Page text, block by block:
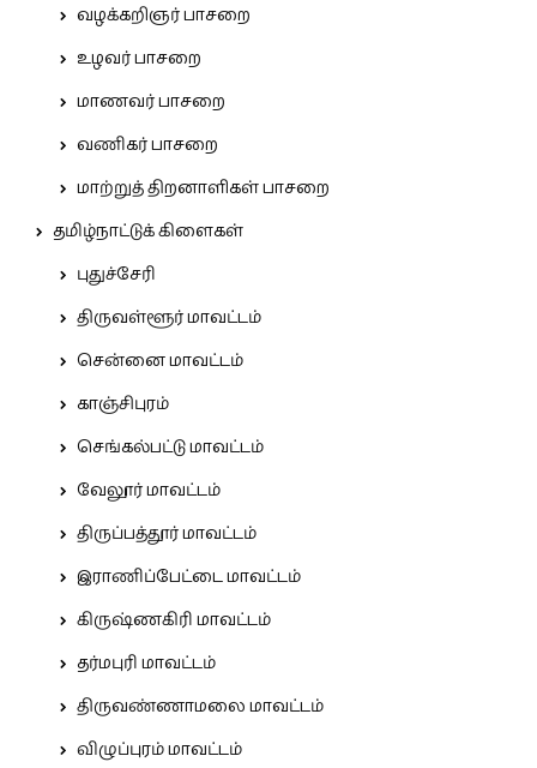
வழக்கறிஞர் பாசறை
உழவர் பாசறை
மாணவர் பாசறை
வணிகர் பாசறை
மாற்றுத் திறனாளிகள் பாசறை
தமிழ்நாட்டுக் கிளைகள்
புதுச்சேரி
திருவள்ளூர் மாவட்டம்
சென்னை மாவட்டம்
காஞ்சிபுரம்
செங்கல்பட்டு மாவட்டம்
வேலூர் மாவட்டம்
திருப்பத்தூர் மாவட்டம்
இராணிப்பேட்டை மாவட்டம்
கிருஷ்ணகிரி மாவட்டம்
தர்மபுரி மாவட்டம்
திருவண்ணாமலை மாவட்டம்
விழுப்புரம் மாவட்டம்